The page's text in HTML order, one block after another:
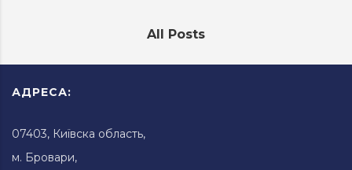
All Posts
АДРЕСА:
07403, Київска область,
м. Бровари,